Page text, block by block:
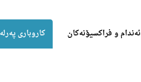
ئەندام و فراکسیۆنەکان کاروباری